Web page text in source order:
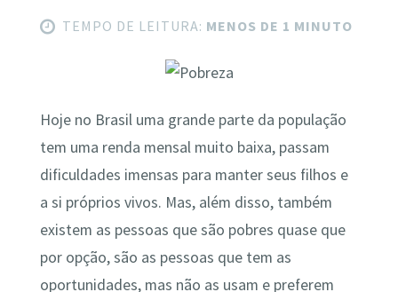
TEMPO DE LEITURA: MENOS DE 1 MINUTO
Hoje no Brasil uma grande parte da população
tem uma renda mensal muito baixa, passam
dificuldades imensas para manter seus filhos e
a si próprios vivos. Mas, além disso, também
existem as pessoas que são pobres quase que
por opção, são as pessoas que tem as
oportunidades, mas não as usam e preferem